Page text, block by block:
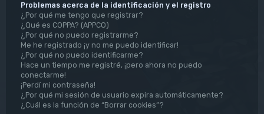
Problemas acerca de la identificación y el registro
¿Por qué me tengo que registrar?
¿Qué es COPPA? (APPCO)
¿Por qué no puedo registrarme?
Me he registrado ¡y no me puedo identificar!
¿Por qué no puedo identificarme?
Hace un tiempo me registré, ¡pero ahora no puedo
conectarme!
¡Perdí mi contraseña!
¿Por qué mi sesión de usuario expira automáticamente?
¿Cuál es la función de “Borrar cookies”?